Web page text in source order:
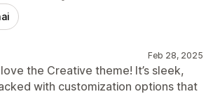
Feb 28, 2025
the Creative theme! It’s sleek,
with customization options that